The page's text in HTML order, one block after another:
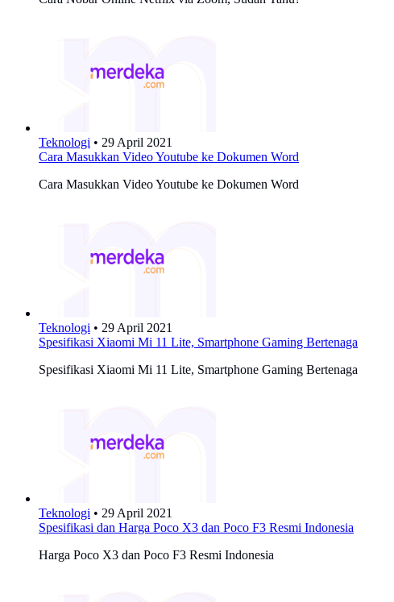
Teknologi • 29 April 2021
Cara Masukkan Video Youtube ke Dokumen Word
Cara Masukkan Video Youtube ke Dokumen Word
Teknologi • 29 April 2021
Spesifikasi Xiaomi Mi 11 Lite, Smartphone Gaming Bertenaga
Spesifikasi Xiaomi Mi 11 Lite, Smartphone Gaming Bertenaga
Teknologi • 29 April 2021
Spesifikasi dan Harga Poco X3 dan Poco F3 Resmi Indonesia
Harga Poco X3 dan Poco F3 Resmi Indonesia